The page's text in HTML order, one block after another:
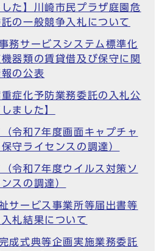
した】川崎市民プラザ庭園危
の一般競争入札について
務サービスシステム標準化
器類の賃貸借及び保守に関
の公表
症化予防業務委託の入札公
ました】
令和7年度画面キャプチャ
守ライセンスの調達）
令和7年度ウイルス対策ソ
スの調達）
サービス事業所等届出書等
札結果について
成式典等企画実施業務委託